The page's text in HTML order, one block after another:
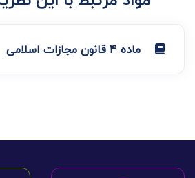
ماده 4 قانون مجازات اسلامی